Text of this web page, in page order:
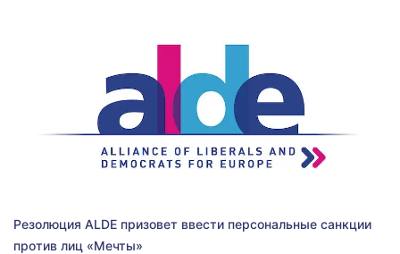
Резолюция ALDE призовет ввести персональные санкции
против лиц «Мечты»